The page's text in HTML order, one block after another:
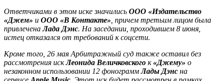
Ответчиками в этом иске значились ООО «Издательство
«Джем» и ООО «В Контакте» , причем третьим лицом была
привлеченаЛада Дэнс. На заседании, проходившем 8 июня,
истец отказался от требований к соцсети.
Кроме того, 26 мая Арбитражный суд также оставил без
рассмотрения искЛеонида Величковского к«Джему» о
незаконном использовании 12 фонограммЛады Дэнс на